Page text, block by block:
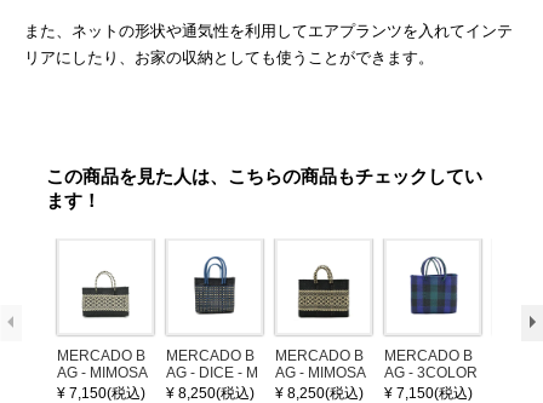
また、ネットの形状や通気性を利用してエアプランツを入れてインテ
リアにしたり、お家の収納としても使うことができます。
この商品を見た人は、こちらの商品もチェックしてい
ます！
MERCADO B
AG - MIMOSA
- Black / Crea
¥ 7,150(税込)
MERCADO B
AG - DICE - M
OSAIC - Black
¥ 8,250(税込)
MERCADO B
AG - MIMOSA
- Black / Crea
¥ 8,250(税込)
MERCADO B
AG - 3COLOR
S CHECK - Bl
¥ 7,150(税込)